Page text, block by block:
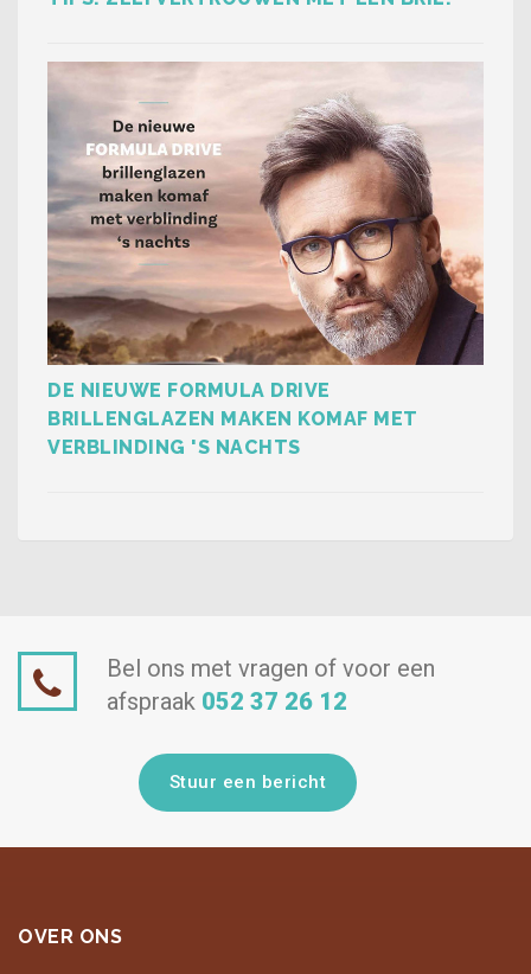
DE NIEUWE FORMULA DRIVE
BRILLENGLAZEN MAKEN KOMAF MET
VERBLINDING 'S NACHTS
Bel ons met vragen of voor een
afspraak 052 37 26 12
Stuur een bericht
OVER ONS